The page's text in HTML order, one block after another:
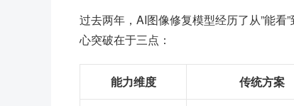
过去两年，AI图像修复模型经历了从”能看”
心突破在于三点：
能力维度 传统方案